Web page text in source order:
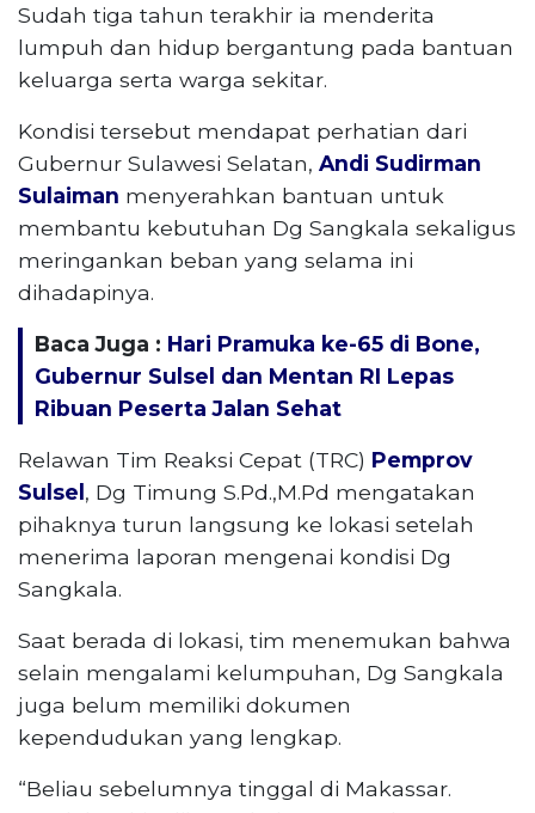
Sudah tiga tahun terakhir ia menderita
lumpuh dan hidup bergantung pada bantuan
keluarga serta warga sekitar.
Kondisi tersebut mendapat perhatian dari
Gubernur Sulawesi Selatan, Andi Sudirman
Sulaiman menyerahkan bantuan untuk
membantu kebutuhan Dg Sangkala sekaligus
meringankan beban yang selama ini
dihadapinya.
Baca Juga : Hari Pramuka ke-65 di Bone,
Gubernur Sulsel dan Mentan RI Lepas
Ribuan Peserta Jalan Sehat
Relawan Tim Reaksi Cepat (TRC) Pemprov
Sulsel , Dg Timung S.Pd.,M.Pd mengatakan
pihaknya turun langsung ke lokasi setelah
menerima laporan mengenai kondisi Dg
Sangkala.
Saat berada di lokasi, tim menemukan bahwa
selain mengalami kelumpuhan, Dg Sangkala
juga belum memiliki dokumen
kependudukan yang lengkap.
“Beliau sebelumnya tinggal di Makassar.